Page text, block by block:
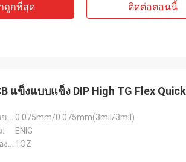
ถูกที่สุด ติดต่อตอนนี้
แข็งแบบแข็ง DIP High TG Flex
นาที. ความกว้างของเส้น: 0.075mm/0.075mm(3mil/3mil)
:
ENIG
ความหนาของทองแดง: 1OZ